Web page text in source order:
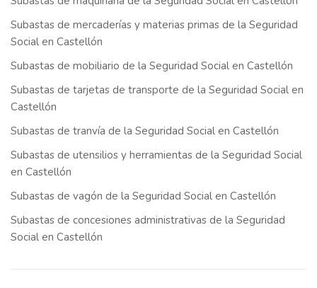
Subastas de mercaderías y materias primas de la Seguridad
Social en Castellón
Subastas de mobiliario de la Seguridad Social en Castellón
Subastas de tarjetas de transporte de la Seguridad Social en
Castellón
Subastas de tranvía de la Seguridad Social en Castellón
Subastas de utensilios y herramientas de la Seguridad Social
en Castellón
Subastas de vagón de la Seguridad Social en Castellón
Subastas de concesiones administrativas de la Seguridad
Social en Castellón